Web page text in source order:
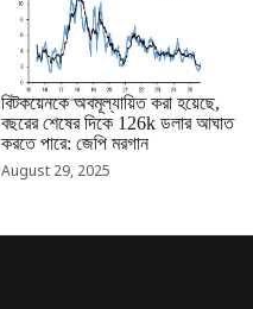
RRCNEWS_BN
বিটকয়েনকে অবমূল্যায়িত করা হয়েছে,
বছরের শেষের দিকে 126k ডলার আঘাত
করতে পারে: জেপি মরগান
August 29, 2025